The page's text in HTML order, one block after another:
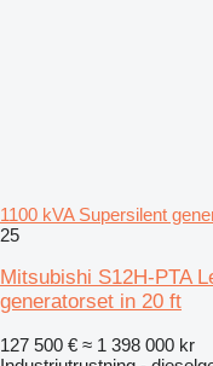
1100 kVA Supersilent
25
Mitsubishi S12H-PTA
generatorset in 20 ft
127 500 € ≈ 1 398 000 kr